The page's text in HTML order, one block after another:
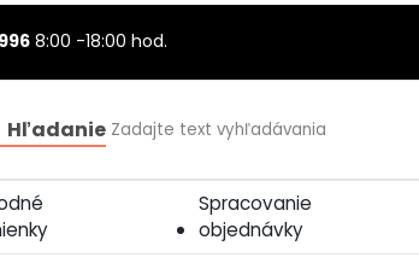
8:00 -18:00 hod.
Spracovanie
objednávky
Hľadanie